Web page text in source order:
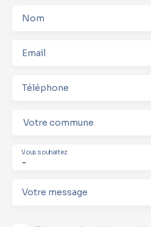
Nom
Email
Téléphone
Votre commune
-
Vous souhaitez
Votre message